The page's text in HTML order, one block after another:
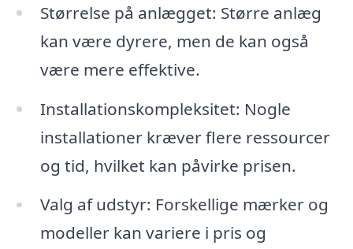
Størrelse på anlægget: Større anlæg
kan være dyrere, men de kan også
være mere effektive.
Installationskompleksitet: Nogle
installationer kræver flere ressourcer
og tid, hvilket kan påvirke prisen.
Valg af udstyr: Forskellige mærker og
modeller kan variere i pris og